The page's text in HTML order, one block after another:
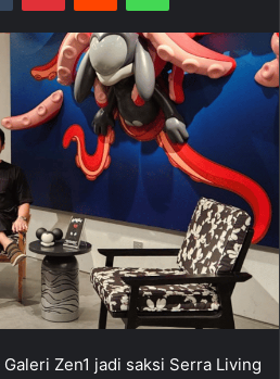
Zen1 jadi saksi Serra Living